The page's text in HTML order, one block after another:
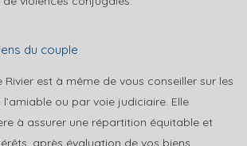
du couple
Rivier est à même de vous conseiller sur les
ou par voie judiciaire. Elle
à assurer une répartition équitable et
après évaluation de vos biens